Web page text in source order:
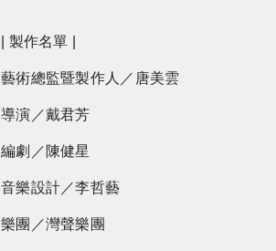
製作名單 |
藝術總監暨製作人／唐美雲
導演／戴君芳
編劇／陳健星
音樂設計／李哲藝
樂團／灣聲樂團